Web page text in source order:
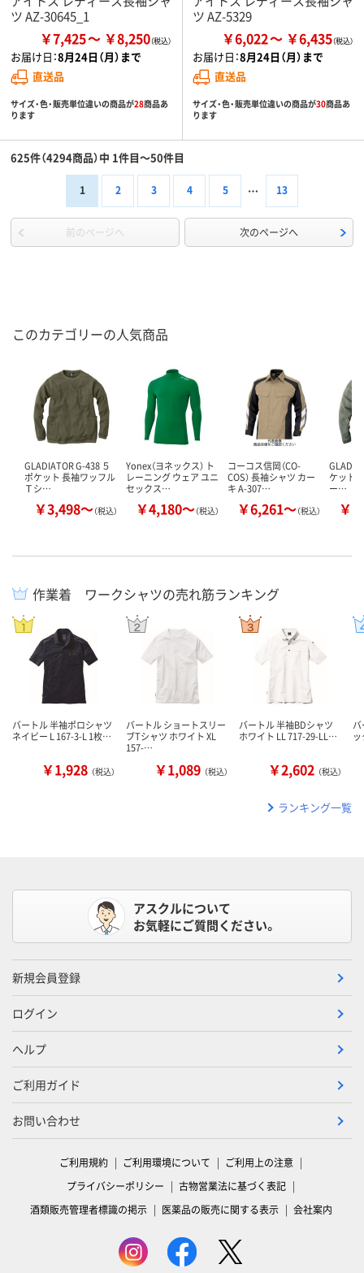
ツ AZ-30645_1
￥7,425 ￥8,250
お届け日：8月24日（月）まで
直送品
サイズ・色・販売単位違いの商品が28商品あ
ります
ツ AZ-5329
￥6,022 ￥6,435
お届け日：8月24日（月）まで
直送品
サイズ・色・販売単位違いの商品が30商品あ
ります
625件（4294商品）中 1件目～50件目
1 2 3 4 5 13
前のページへ 次のページへ
このカテゴリーの人気商品
GLADIATOR G-438 ５
ポケット 長袖ワッフル
Ｔシ…
￥3,498～（税込）
Yonex（ヨネックス） ト
レーニング ウェア ユニ
セックス…
￥4,180～（税込）
コーコス信岡（CO-
COS） 長袖シャツ カー
キ A-307…
￥6,261～（税込）
ケット
ー…
￥
作業着 ワークシャツの売れ筋ランキング
バートル 半袖ポロシャツ
ネイビー L 167-3-L 1枚…
￥1,928 （税込）
バートル ショートスリー
ブTシャツ ホワイト XL
157-…
￥1,089 （税込）
バートル 半袖BDシャツ
ホワイト LL 717-29-LL…
￥2,602 （税込）
ランキング一覧
アスクルについて
お気軽にご質問ください。
新規会員登録
ログイン
ヘルプ
ご利用ガイド
お問い合わせ
ご利用規約 ご利用環境について
ご利用上の注意
プライバシーポリシー
古物営業法に基づく表記
酒類販売管理者標識の掲示
医薬品の販売に関する表示 会社案内